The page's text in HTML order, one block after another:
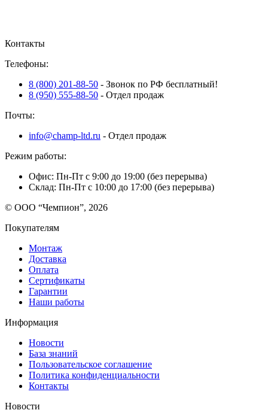
Контакты
Телефоны:
8 (800) 201-88-50 - Звонок по РФ бесплатный!
8 (950) 555-88-50 - Отдел продаж
Почты:
info@champ-ltd.ru - Отдел продаж
Режим работы:
Офис: Пн-Пт с 9:00 до 19:00 (без перерыва)
Склад: Пн-Пт с 10:00 до 17:00 (без перерыва)
© ООО “Чемпион”, 2026
Покупателям
Монтаж
Доставка
Оплата
Сертификаты
Гарантии
Наши работы
Информация
Новости
База знаний
Пользовательское соглашение
Политика конфиденциальности
Контакты
Новости